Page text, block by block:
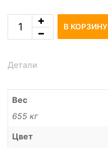
В КОРЗИНУ
Детали
Вес
655 кг
Цвет